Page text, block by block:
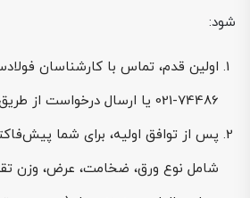
شود:
اولین قدم، تماس با کارشناسان
74486-021 یا ارسال درخواست از طریق سایت است.
پس از توافق اولیه، برای شما
شامل نوع ورق، ضخامت، عرض، وزن